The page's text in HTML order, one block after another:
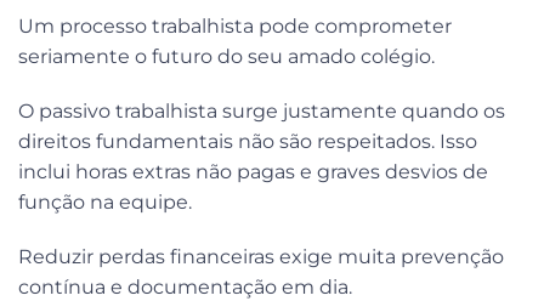
Um processo trabalhista pode comprometer
seriamente o futuro do seu amado colégio.
O passivo trabalhista surge justamente quando os
direitos fundamentais não são respeitados. Isso
inclui horas extras não pagas e graves desvios de
função na equipe.
Reduzir perdas financeiras exige muita prevenção
contínua e documentação em dia.